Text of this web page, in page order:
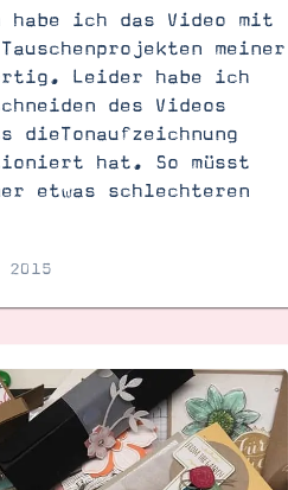
habe ich das Video mit
meiner
Leider habe ich
des Videos
dieTonaufzeichnung
hat. So müsst
etwas schlechteren
2015